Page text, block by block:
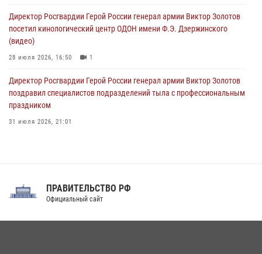
08 августа 2026, 06:15
Директор Росгвардии Герой России генерал армии Виктор Золотов
посетил кинологический центр ОДОН имени Ф.Э. Дзержинского
(видео)
28 июля 2026, 16:50 1
Директор Росгвардии Герой России генерал армии Виктор Золотов
поздравил специалистов подразделений тыла с профессиональным
праздником
31 июля 2026, 21:01
Праздник «Один день с Росгвардией» к 105-летию Центрального
ПРАВИТЕЛЬСТВО РФ
Официальный сайт